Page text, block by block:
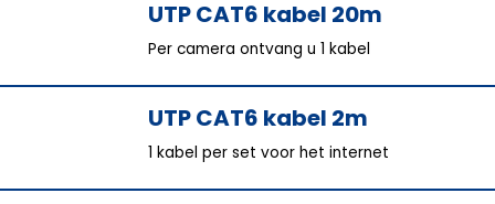
UTP CAT6 kabel 20m
Per camera ontvang u 1 kabel
UTP CAT6 kabel 2m
1 kabel per set voor het internet